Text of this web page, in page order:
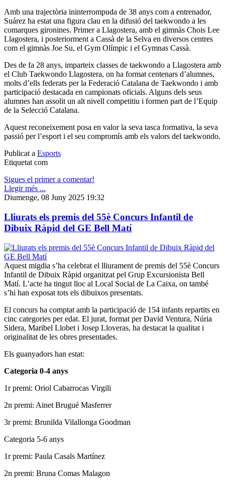
Amb una trajectòria ininterrompuda de 38 anys com a entrenador,
Suárez ha estat una figura clau en la difusió del taekwondo a les
comarques gironines. Primer a Llagostera, amb el gimnàs Chois Lee
Llagostera, i posteriorment a Cassà de la Selva en diversos centres
com el gimnàs Joe Su, el Gym Olímpic i el Gymnas Cassà.
Des de fa 28 anys, imparteix classes de taekwondo a Llagostera amb
el Club Taekwondo Llagostera, on ha format centenars d’alumnes,
molts d’ells federats per la Federació Catalana de Taekwondo i amb
participació destacada en campionats oficials. Alguns dels seus
alumnes han assolit un alt nivell competitiu i formen part de l’Equip
de la Selecció Catalana.
Aquest reconeixement posa en valor la seva tasca formativa, la seva
passió per l’esport i el seu compromís amb els valors del taekwondo.
Publicat a Esports
Etiquetat com
Sigues el primer a comentar!
Llegir més ...
Diumenge, 08 Juny 2025 19:32
Lliurats els premis del 55è Concurs Infantil de
Dibuix Ràpid del GE Bell Matí
Aquest migdia s’ha celebrat el lliurament de premis del 55è Concurs
Infantil de Dibuix Ràpid organitzat pel Grup Excursionista Bell
Matí. L’acte ha tingut lloc al Local Social de La Caixa, on també
s’hi han exposat tots els dibuixos presentats.
El concurs ha comptat amb la participació de 154 infants repartits en
cinc categories per edat. El jurat, format per David Ventura, Núria
Sidera, Maribel Llobet i Josep Lloveras, ha destacat la qualitat i
originalitat de les obres presentades.
Els guanyadors han estat:
Categoria 0-4 anys
1r premi: Oriol Cabarrocas Virgili
2n premi: Ainet Brugué Masferrer
3r premi: Brunilda Vilallonga Goodman
Categoria 5-6 anys
1r premi: Paula Casals Martínez
2n premi: Bruna Comas Malagon